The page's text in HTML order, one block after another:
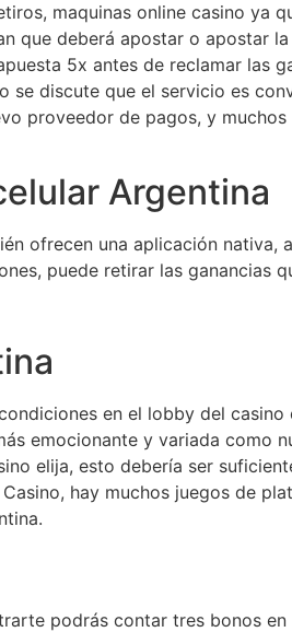
maquinas online casino ya
que deberá apostar o apostar
5x antes de reclamar las
discute que el servicio es
proveedor de pagos, y
Argentina
ofrecen una aplicación nativa,
puede retirar las ganancias
en el lobby del
emocionante y variada como
elija, esto debería ser
hay muchos juegos de
podrás contar tres bonos